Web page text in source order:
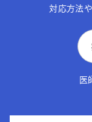
対応方法
医